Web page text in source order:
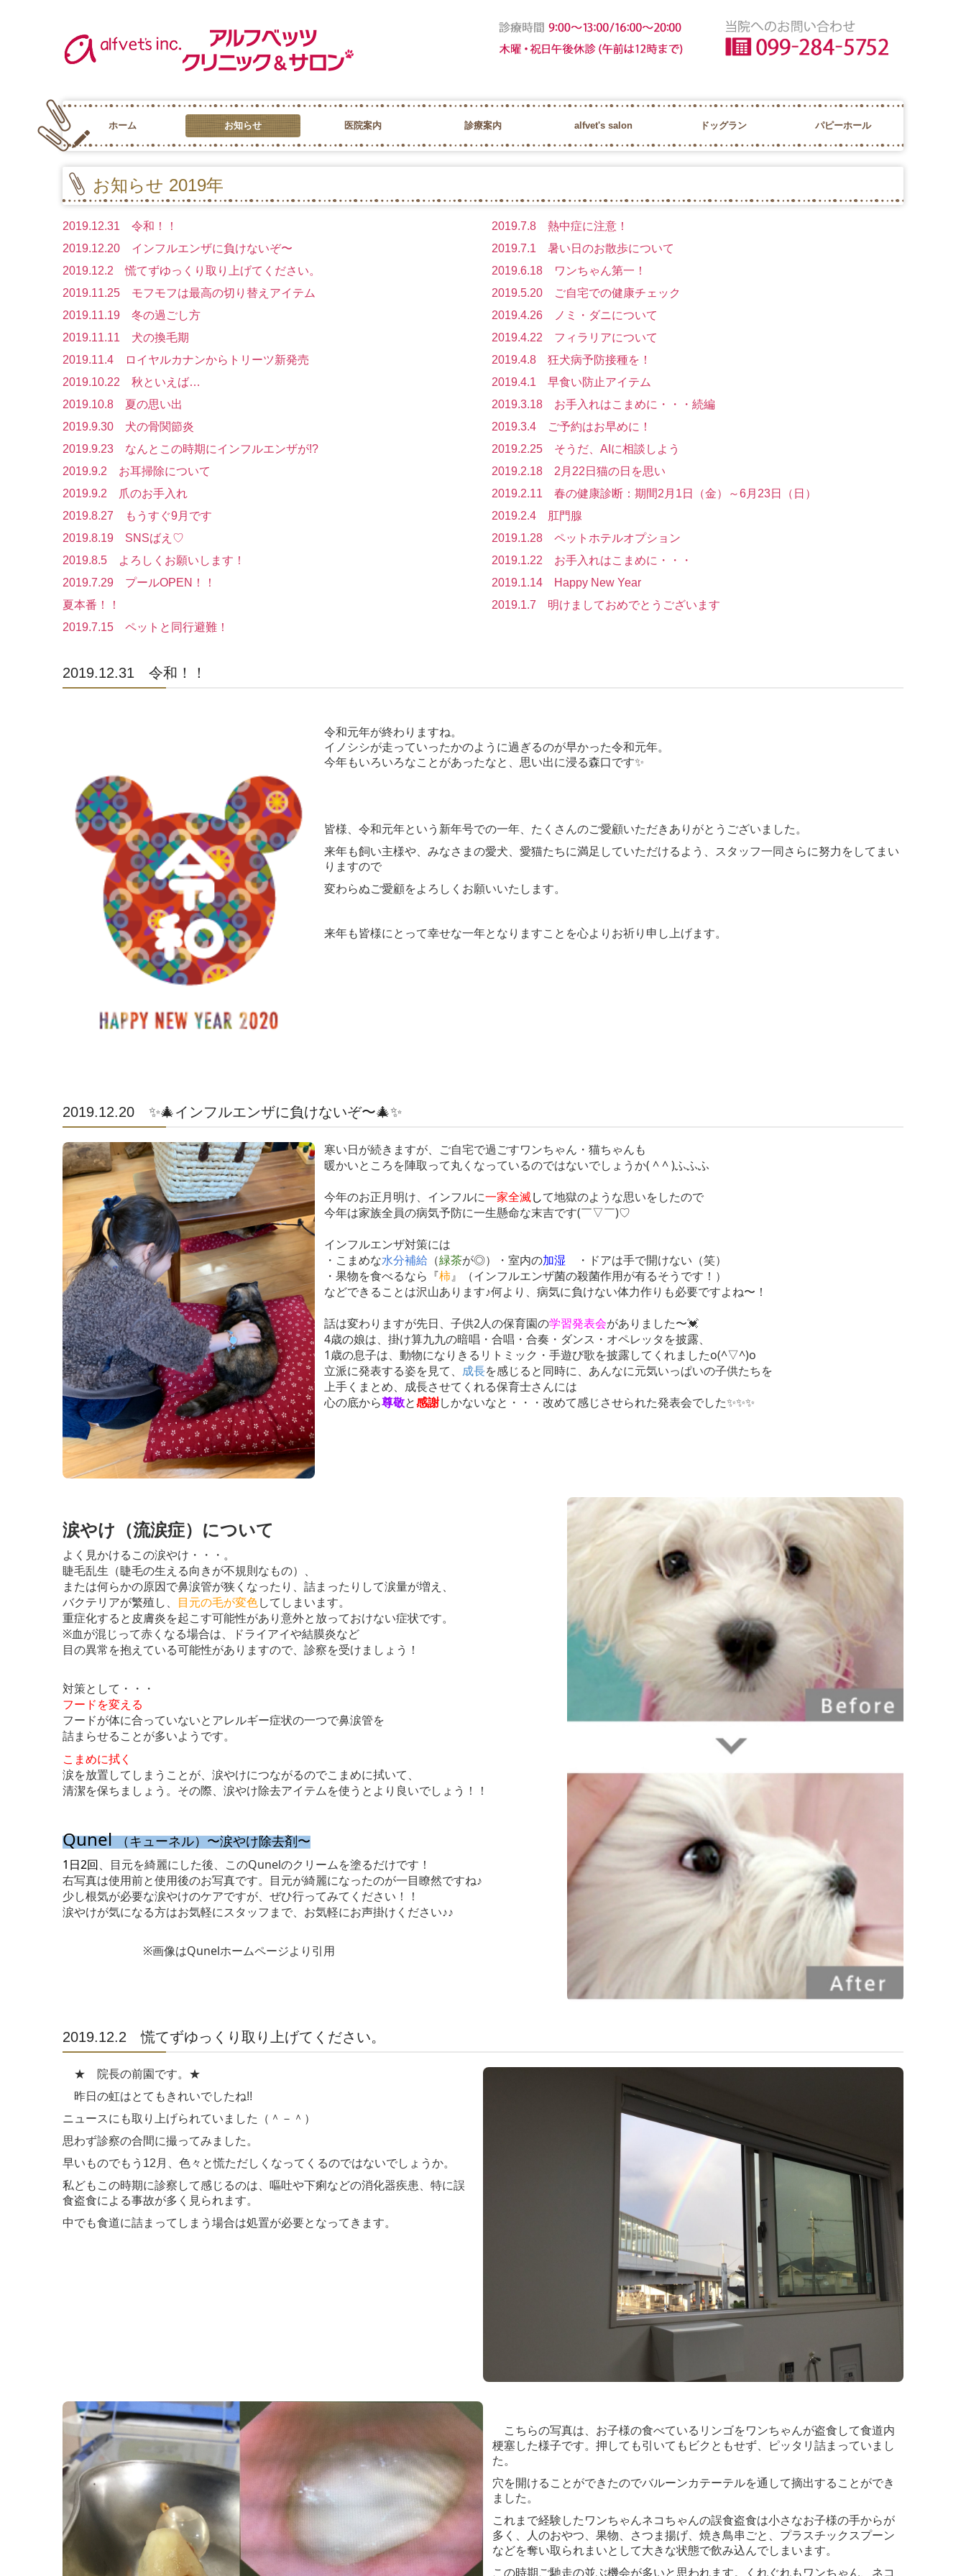
ホーム お知らせ
お知らせ 2025年
お知らせ 2024年
お知らせ 2023年
お知らせ 2022年
お知らせ 2021年
お知らせ 2020年
お知らせ 2019年
お知らせ 2018年
お知らせ 2017年
お知らせ 2015年
医院案内
スタッフ紹介
求人情報
診療案内
健康診断
歯科検診
alfvet's salon
トリミング ALF VET's SPA
ペットホテル ALF VET's IN
ヘルスケア＆ドッグフィットネス
高気圧酸素カプセル
ドッグラン パピーホール
お知らせ 2019年
2019.12.31 令和！！
2019.12.20 インフルエンザに負けないぞ〜
2019.12.2 慌てずゆっくり取り上げてください。
2019.11.25 モフモフは最高の切り替えアイテム
2019.11.19 冬の過ごし方
2019.11.11 犬の換毛期
2019.11.4 ロイヤルカナンからトリーツ新発売
2019.10.22 秋といえば…
2019.10.8 夏の思い出
2019.9.30 犬の骨関節炎
2019.9.23 なんとこの時期にインフルエンザが!?
2019.9.2 お耳掃除について
2019.9.2 爪のお手入れ
2019.8.27 もうすぐ9月です
2019.8.19 SNSばえ♡
2019.8.5 よろしくお願いします！
2019.7.29 プールOPEN！！
夏本番！！
2019.7.15 ペットと同行避難！
2019.7.8 熱中症に注意！
2019.7.1 暑い日のお散歩について
2019.6.18 ワンちゃん第一！
2019.5.20 ご自宅での健康チェック
2019.4.26 ノミ・ダニについて
2019.4.22 フィラリアについて
2019.4.8 狂犬病予防接種を！
2019.4.1 早食い防止アイテム
2019.3.18 お手入れはこまめに・・・続編
2019.3.4 ご予約はお早めに！
2019.2.25 そうだ、AIに相談しよう
2019.2.18 2月22日猫の日を思い
2019.2.11 春の健康診断：期間2月1日（金）～6月23日（日）
2019.2.4 肛門腺
2019.1.28 ペットホテルオプション
2019.1.22 お手入れはこまめに・・・
2019.1.14 Happy New Year
2019.1.7 明けましておめでとうございます
2019.12.31 令和！！
令和元年が終わりますね。
イノシシが走っていったかのように過ぎるのが早かった令和元年。
今年もいろいろなことがあったなと、思い出に浸る森口です✨
皆様、令和元年という新年号での一年、たくさんのご愛顧いただきありがとうございました。
来年も飼い主様や、みなさまの愛犬、愛猫たちに満足していただけるよう、スタッフ一同さらに努力をしてまい
りますので
変わらぬご愛顧をよろしくお願いいたします。
来年も皆様にとって幸せな一年となりますことを心よりお祈り申し上げます。
2019.12.20 ✨🎄インフルエンザに負けないぞ〜🎄✨
寒い日が続きますが、ご自宅で過ごすワンちゃん・猫ちゃんも
暖かいところを陣取って丸くなっているのではないでしょうか( ^ ^ )ふふふ
今年のお正月明け、インフルに一家全滅して地獄のような思いをしたので
今年は家族全員の病気予防に一生懸命な末吉です(￣▽￣)♡
インフルエンザ対策には
・こまめな水分補給 （緑茶が◎）・室内の加湿
・ドアは手で開けない（笑）
・果物を食べるなら『柿』（インフルエンザ菌の殺菌作用が有るそうです！）
などできることは沢山あります♪何より、病気に負けない体力作りも必要ですよね〜！
話は変わりますが先日、子供2人の保育園の学習発表会がありました〜💓
4歳の娘は、掛け算九九の暗唱・合唱・合奏・ダンス・オペレッタを披露、
1歳の息子は、動物になりきるリトミック・手遊び歌を披露してくれましたo(^▽^)o
立派に発表する姿を見て、 成長を感じると同時に、あんなに元気いっぱいの子供たちを
上手くまとめ、成長させてくれる保育士さんには
心の底から尊敬と感謝しかないなと・・・改めて感じさせられた発表会でした✨✨✨
涙やけ（流涙症）について
よく見かけるこの涙やけ・・・。
睫毛乱生（睫毛の生える向きが不規則なもの）、
または何らかの原因で鼻涙管が狭くなったり、詰まったりして涙量が増え、
バクテリアが繁殖し、 目元の毛が変色してしまいます。
重症化すると皮膚炎を起こす可能性があり意外と放っておけない症状です。
※血が混じって赤くなる場合は、ドライアイや結膜炎など
目の異常を抱えている可能性がありますので、診察を受けましょう！
対策として・・・
フードを変える
フードが体に合っていないとアレルギー症状の一つで鼻涙管を
詰まらせることが多いようです。
こまめに拭く
涙を放置してしまうことが、涙やけにつながるのでこまめに拭いて、
清潔を保ちましょう。その際、涙やけ除去アイテムを使うとより良いでしょう！！
Qunel （キューネル）〜涙やけ除去剤〜
1日2回、目元を綺麗にした後、このQunelのクリームを塗るだけです！
右写真は使用前と使用後のお写真です。目元が綺麗になったのが一目瞭然ですね♪
少し根気が必要な涙やけのケアですが、ぜひ行ってみてください！！
涙やけが気になる方はお気軽にスタッフまで、お気軽にお声掛けください♪♪
※画像はQunelホームページより引用
2019.12.2 慌てずゆっくり取り上げてください。
★ 院長の前園です。★
昨日の虹はとてもきれいでしたね!!
ニュースにも取り上げられていました（＾－＾）
思わず診察の合間に撮ってみました。
早いものでもう12月、色々と慌ただしくなってくるのではないでしょうか。
私どもこの時期に診察して感じるのは、嘔吐や下痢などの消化器疾患、特に誤
食盗食による事故が多く見られます。
中でも食道に詰まってしまう場合は処置が必要となってきます。
こちらの写真は、お子様の食べているリンゴをワンちゃんが盗食して食道内
梗塞した様子です。押しても引いてもビクともせず、ピッタリ詰まっていまし
た。
穴を開けることができたのでバルーンカテーテルを通して摘出することができ
ました。
これまで経験したワンちゃんネコちゃんの誤食盗食は小さなお子様の手からが
多く、人のおやつ、果物、さつま揚げ、焼き鳥串ごと、プラスチックスプーン
などを奪い取られまいとして大きな状態で飲み込んでしまいます。
この時期ご馳走の並ぶ機会が多いと思われます。くれぐれもワンちゃん、ネコ